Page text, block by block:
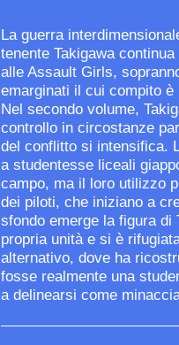
La guerra
tenente Takigawa
alle Assault Girls,
emarginati il cui compito
Nel secondo volume,
controllo in circostanze
del conflitto si intensifica.
a studentesse liceali
campo, ma il loro utilizzo
dei piloti, che iniziano a
sfondo emerge la figura
propria unità e si è
alternativo, dove ha
fosse realmente una
a delinearsi come